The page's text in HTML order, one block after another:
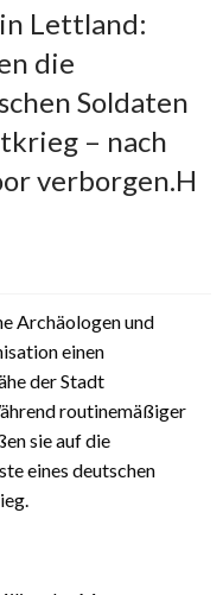
Lettland:
die
Soldaten
– nach
verborgen.H
Archäologen und
einen
der Stadt
routinemäßiger
sie auf die
eines deutschen